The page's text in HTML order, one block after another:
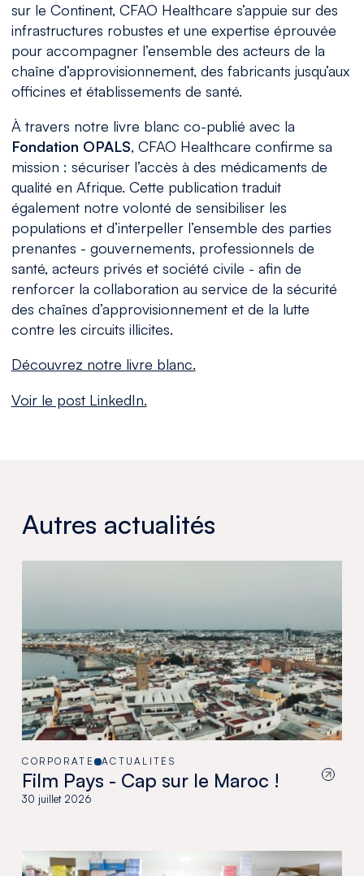
sur le Continent, CFAO Healthcare s’appuie sur des
infrastructures robustes et une expertise éprouvée
pour accompagner l’ensemble des acteurs de la
chaîne d’approvisionnement, des fabricants jusqu’aux
officines et établissements de santé.
À travers notre livre blanc co-publié avec la
Fondation OPALS, CFAO Healthcare confirme sa
mission : sécuriser l’accès à des médicaments de
qualité en Afrique. Cette publication traduit
également notre volonté de sensibiliser les
populations et d’interpeller l’ensemble des parties
prenantes - gouvernements, professionnels de
santé, acteurs privés et société civile - afin de
renforcer la collaboration au service de la sécurité
des chaînes d’approvisionnement et de la lutte
contre les circuits illicites.
Découvrez notre livre blanc.
Voir le post LinkedIn.
Autres actualités
CORPORATE ACTUALITÉS
Film Pays - Cap sur le Maroc !
30 juillet 2026